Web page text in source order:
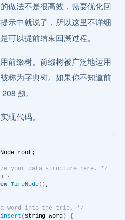
做法不是很高效，需要优化回
示中就说了，所以这里不详细
可以提前结束回溯过程。
前缀树。前缀树被广泛地运用
称为字典树。如果你不知道前
题。
现代码。
root;
your data structure here. */
{
TireNode() ;
word into the trie. */
insert (String word )
{